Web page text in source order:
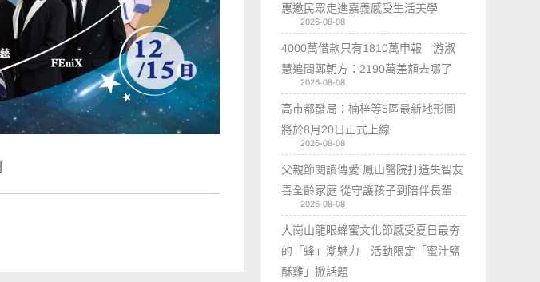
惠邀民眾走進嘉義感受生活美學
2026-08-08
4000萬借款只有1810萬申報 游淑
慧追問鄭朝方：2190萬差額去哪了
2026-08-08
高市都發局：楠梓等5區最新地形圖
將於8月20日正式上線
2026-08-08
父親節閱讀傳愛 鳳山醫院打造失智友
善全齡家庭 從守護孩子到陪伴長輩
2026-08-08
大崗山龍眼蜂蜜文化節感受夏日最夯
的「蜂」潮魅力 活動限定「蜜汁鹽
酥雞」掀話題